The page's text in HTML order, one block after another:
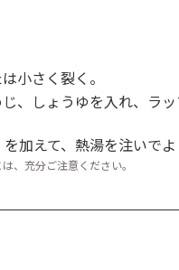
小さく裂く。
、しょうゆを入れ、ラ
を加えて、熱湯を注いで
、充分ご注意ください。